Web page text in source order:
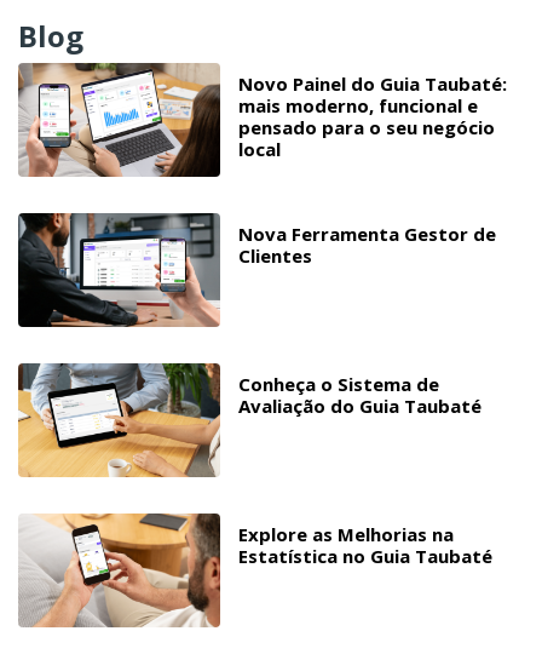
Blog
Novo Painel do Guia Taubaté:
mais moderno, funcional e
pensado para o seu negócio
local
Nova Ferramenta Gestor de
Clientes
Conheça o Sistema de
Avaliação do Guia Taubaté
Explore as Melhorias na
Estatística no Guia Taubaté